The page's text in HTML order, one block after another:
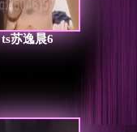
ts苏逸晨6